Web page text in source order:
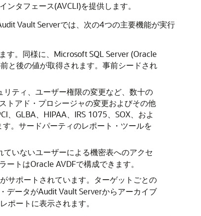
タフェース(AVCLI)を提供します。
Vault Serverでは、次の4つの主要機能が実行
す。同様に、Microsoft SQL Server (Oracle
と後の値が取得されます。事前シードされ
ティ、ユーザー権限の変更など、数十の
トアド・プロシージャの変更およびその他
、GLBA、HIPAA、IRS 1075、SOX、およ
。サードパーティのレポート・ツールを
いないユーザーによる機密表へのアクセ
トはOracle AVDFで構成できます。
サポートされています。ターゲットごとの
データがAudit Vault Serverからアーカイブ
ートに表示されます。